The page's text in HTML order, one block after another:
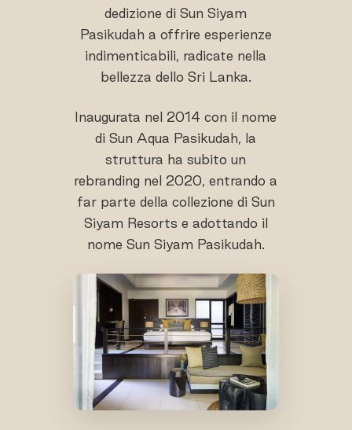
dedizione di Sun Siyam
Pasikudah a offrire esperienze
indimenticabili, radicate nella
bellezza dello Sri Lanka.
Inaugurata nel 2014 con il nome
di Sun Aqua Pasikudah, la
struttura ha subito un
rebranding nel 2020, entrando a
far parte della collezione di Sun
Siyam Resorts e adottando il
nome Sun Siyam Pasikudah.